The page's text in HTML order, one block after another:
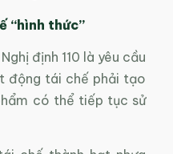
“hình thức”
định 110 là yêu cầu
động tái chế phải tạo
có thể tiếp tục sử